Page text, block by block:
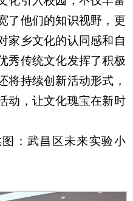
了他们的知识视野，更
家乡文化的认同感和自
秀传统文化发挥了积极
将持续创新活动形式，
动，让文化瑰宝在新时
图：武昌区未来实验小